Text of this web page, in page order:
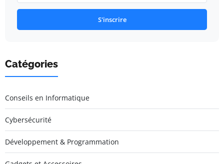
S'inscrire
Catégories
Conseils en Informatique
Cybersécurité
Développement & Programmation